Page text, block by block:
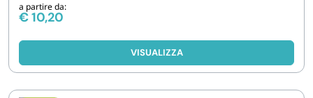
PARTY
a partire da:
€10,20
VISUALIZZA